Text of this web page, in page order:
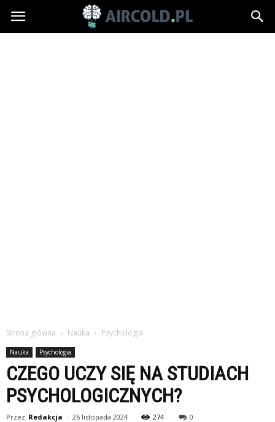
Aircold.pl
Strona główna Nauka Psychologia
Nauka Psychologia
CZEGO UCZY SIĘ NA STUDIACH
PSYCHOLOGICZNYCH?
Przez Redakcja - 26 listopada 2024 274 0